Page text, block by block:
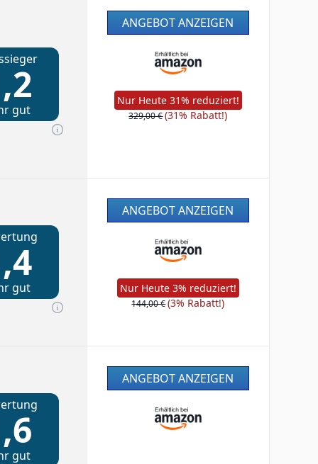
gut
ANGEBOT ANZEIGEN
Nur Heute 31% reduziert!
329,00 €(31% Rabatt!)
gut
ANGEBOT ANZEIGEN
Nur Heute 3% reduziert!
144,00 €(3% Rabatt!)
gut
ANGEBOT ANZEIGEN